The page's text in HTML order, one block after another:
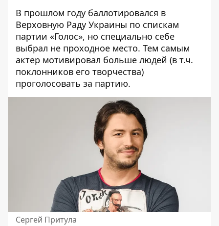
В прошлом году баллотировался в
Верховную Раду Украины по спискам
партии «Голос», но специально себе
выбрал не проходное место. Тем самым
актер мотивировал больше людей (в т.ч.
поклонников его творчества)
проголосовать за партию.
Сергей Притула